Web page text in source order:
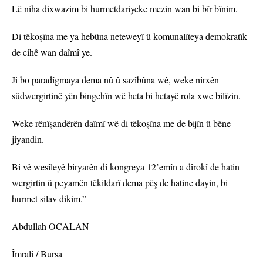
Lê niha dixwazim bi hurmetdariyeke mezin wan bi bîr bînim.
Di têkoşîna me ya hebûna neteweyî û komunalîteya demokratîk
de cihê wan daîmî ye.
Ji bo paradîgmaya dema nû û sazîbûna wê, weke nirxên
sûdwergirtinê yên bingehîn wê heta bi hetayê rola xwe bilîzin.
Weke rênîşandêrên daîmî wê di têkoşîna me de bijîn û bêne
jiyandin.
Bi vê wesîleyê biryarên di kongreya 12’emîn a dîrokî de hatin
wergirtin û peyamên têkildarî dema pêş de hatine dayin, bi
hurmet silav dikim.”
Abdullah OCALAN
Îmrali / Bursa